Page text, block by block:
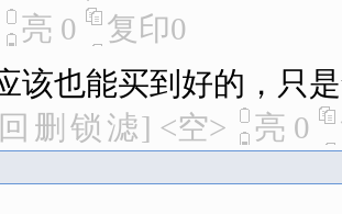
亮 0 复印0
该也能买到好的，只
回 删 锁 滤] <空> 亮 0